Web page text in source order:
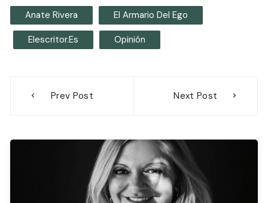
Anate Rivera El Armario Del Ego
Elescritor.es Opinión
Prev Post Next Post